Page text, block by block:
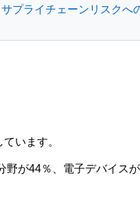
サプライチェーンリスクへ
います。
が44％、電子デバイス